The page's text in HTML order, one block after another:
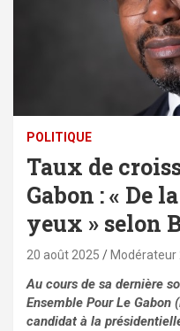
POLITIQUE
Taux de
Gabon : « De
yeux » selon
20 août 2025 Modérateur
Au cours de sa dernière
Ensemble Pour Le Gabon
candidat à la